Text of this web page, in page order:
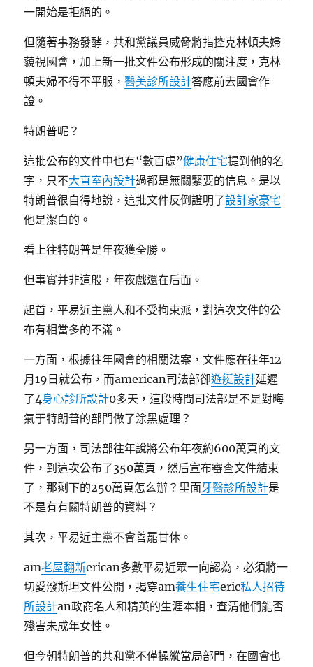
一開始是拒絕的。
但隨著事務發酵，共和黨議員威脅將指控克林頓夫婦
藐視國會，加上新一批文件公布形成的關注度，克林
頓夫婦不得不平服，醫美診所設計答應前去國會作
證。
特朗普呢？
這批公布的文件中也有“數百處”健康住宅提到他的名
字，只不大直室內設計過都是無關緊要的信息。是以
特朗普很自得地說，這批文件反倒證明了設計家豪宅
他是潔白的。
看上往特朗普是年夜獲全勝。
但事實并非這般，年夜戲還在后面。
起首，平易近主黨人和不受拘束派，對這次文件的公
布有相當多的不滿。
一方面，根據往年國會的相關法案，文件應在往年12
月19日就公布，而american司法部卻遊艇設計延遲
了4身心診所設計0多天，這段時間司法部是不是對晦
氣于特朗普的部門做了涂黑處理？
另一方面，司法部往年說將公布年夜約600萬頁的文
件，到這次公布了350萬頁，然后宣布審查文件結束
了，那剩下的250萬頁怎么辦？里面牙醫診所設計是
不是有有關特朗普的資料？
其次，平易近主黨不會善罷甘休。
am老屋翻新erican多數平易近眾一向認為，必須將一
切愛潑斯坦文件公開，揭穿am養生住宅eric私人招待
所設計an政商名人和精英的生涯本相，查清他們能否
殘害未成年女性。
但今朝特朗普的共和黨不僅操縱當局部門，在國會也